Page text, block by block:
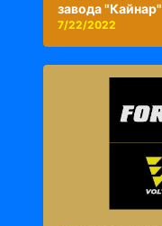
завода "Кайнар"
7/22/2022